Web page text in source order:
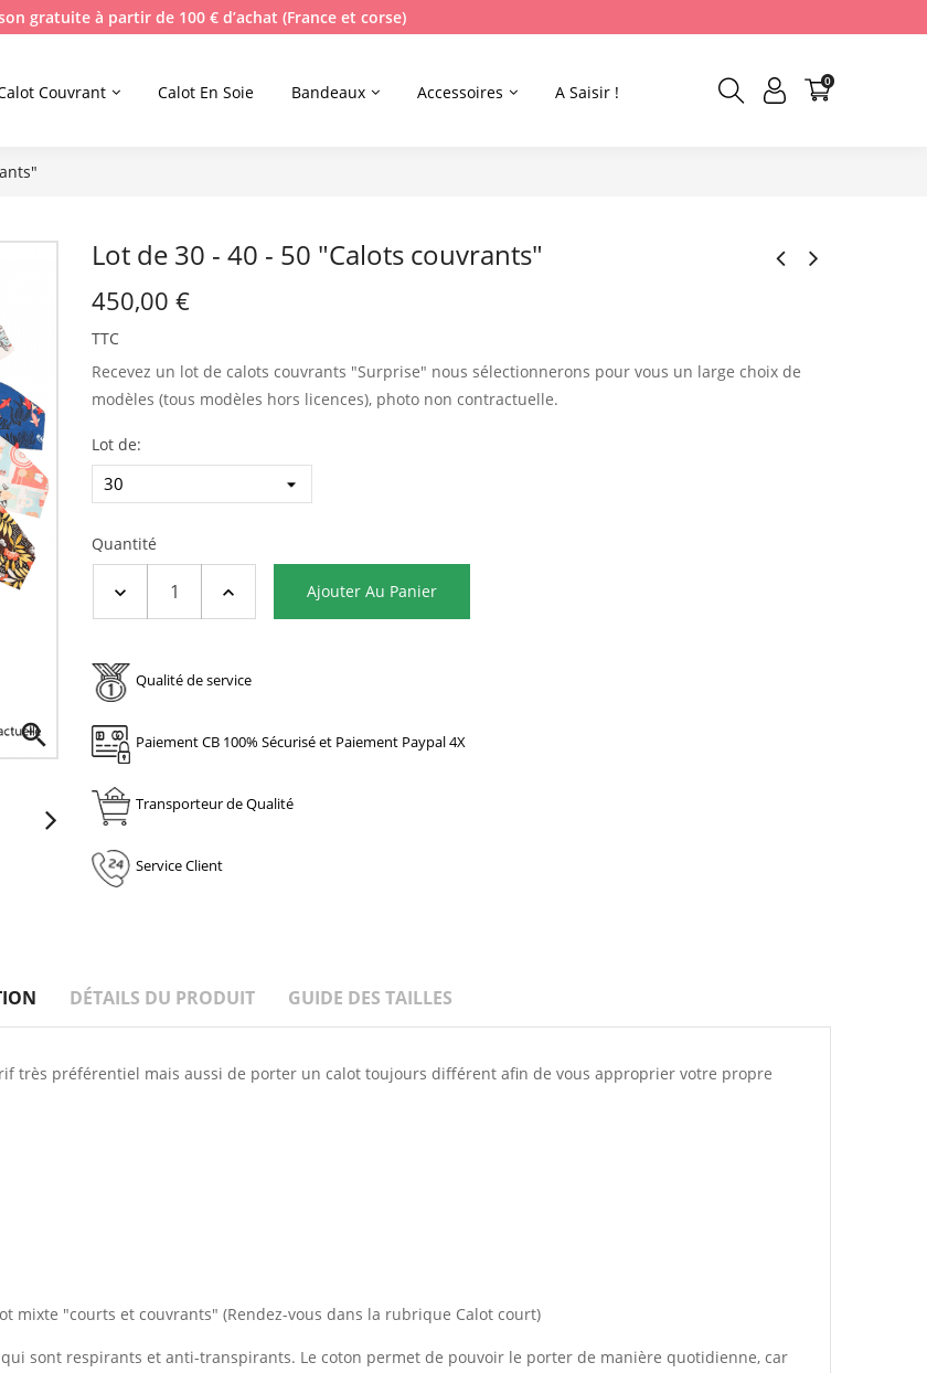
gratuite à partir de 100 € d’achat (France et corse)
Couvrant Calot En Soie Bandeaux Accessoires A Saisir !
0

Lot de 30 - 40 - 50 "Calots couvrants"
450,00 €
TTC
Recevez un lot de calots couvrants "Surprise" nous sélectionnerons pour vous un large choix de
modèles (tous modèles hors licences), photo non contractuelle.
Lot de:
Quantité
Ajouter Au Panier
Qualité de service
Paiement CB 100% Sécurisé et Paiement Paypal 4X
Transporteur de Qualité
Service Client
DÉTAILS DU PRODUIT GUIDE DES TAILLES
très préférentiel mais aussi de porter un calot toujours différent afin de vous approprier votre propre
mixte "courts et couvrants" (Rendez-vous dans la rubrique Calot court)
sont respirants et anti-transpirants. Le coton permet de pouvoir le porter de manière quotidienne, car